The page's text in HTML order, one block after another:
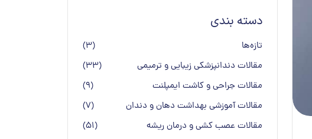
دسته بندی
تازه‌ها
(3)
مقالات دندانپزشکی زیبایی و ترمیمی
(33)
مقالات جراحی و کاشت ایمپلنت
(9)
مقالات آموزشی بهداشت دهان و دندان
(7)
مقالات عصب کشی و درمان ریشه
(51)